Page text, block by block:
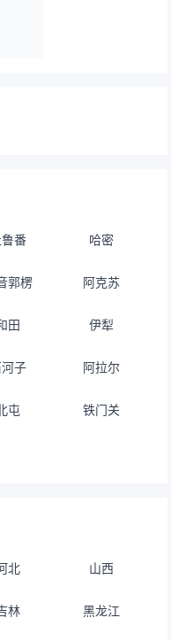
番 哈密
郭楞 阿克苏
田 伊犁
子 阿拉尔
屯 铁门关
北 山西
林 黑龙江